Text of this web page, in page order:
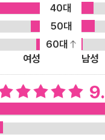
적 상황을 이해하는 지
려운 용어는 따로 ‘어
내용도 어휘에서 막히
장할 수 없습니다. 이 책
하고 정치 어휘력과 전
사의 내용을 잘 이해했
수 있는 ‘내용 체크’
풀고, 짧은 글쓰기를 하
40대
50대
60대
여성
남성